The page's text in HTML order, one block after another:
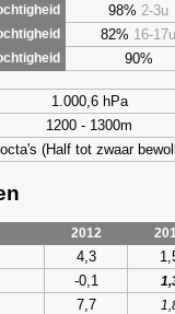
98% 2-3u
82% 16-17u
90%
1.000,6 hPa
1200 - 1300m
(Half tot zwaar
2012
4,3
-0,1
7,7